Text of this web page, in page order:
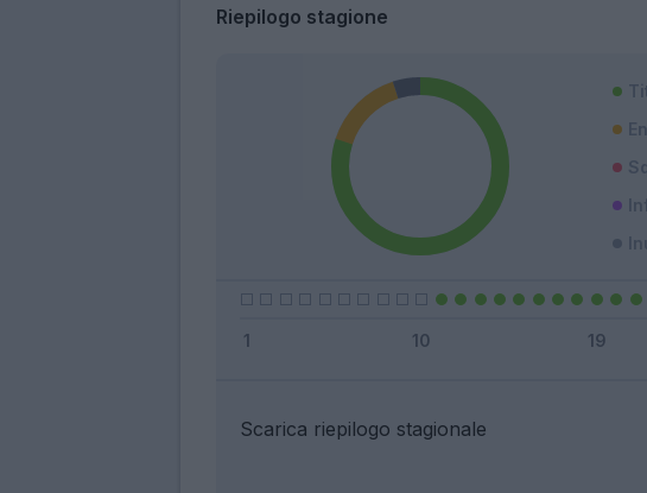
Riepilogo stagione
Scarica riepilogo stagionale